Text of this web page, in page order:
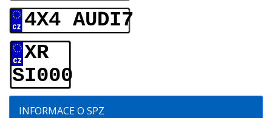
4X4 AUDI7
XR
SI000
INFORMACE O SPZ